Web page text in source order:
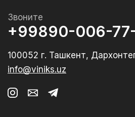
Звоните
+99890-006-
100052 г. Ташкент,
info@viniks.uz